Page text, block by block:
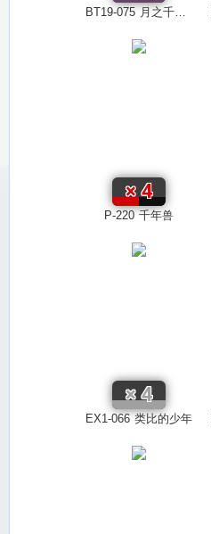
BT19-075 月之千年兽
P-220 千年兽
×4
EX1-066 类比的少年
×4